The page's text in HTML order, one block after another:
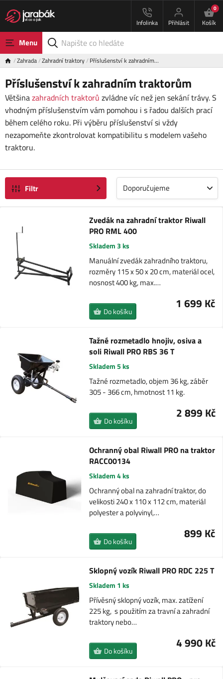
Infolinka Přihlásit
0
Košík
Menu
Zahrada Zahradní traktory Příslušenství k zahradním…
Příslušenství k zahradním traktorům
Většinazahradních traktorů zvládne víc než jen sekání trávy. S
vhodným příslušenstvím vám pomohou i s řadou dalších prací
během celého roku. Při výběru příslušenství si vždy
nezapomeňte zkontrolovat kompatibilitu s modelem vašeho
traktoru.
Filtr Doporučujeme
Zvedák na zahradní traktor Riwall
PRO RML 400
Skladem 3 ks
Manuální zvedák zahradního traktoru,
rozměry 115 x 50 x 20 cm, materiál ocel,
nosnost 400 kg, max.…
1 699 Kč
Do košíku
Tažné rozmetadlo hnojiv, osiva a
soli Riwall PRO RBS 36 T
Skladem 5 ks
Tažné rozmetadlo, objem 36 kg, záběr
305 - 366 cm, hmotnost 11 kg.
2 899 Kč
Do košíku
Ochranný obal Riwall PRO na traktor
RACC00134
Skladem 4 ks
Ochranný obal na zahradní traktor, do
velikosti 240 x 110 x 112 cm, materiál
polyester a polyvinyl,…
899 Kč
Do košíku
Sklopný vozík Riwall PRO RDC 225 T
Skladem 1 ks
Přívěsný sklopný vozík, max. zatížení
225 kg, s použitím za travní a zahradní
traktory nebo…
4 990 Kč
Do košíku